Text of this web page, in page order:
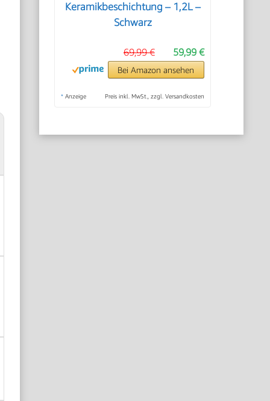
Keramikbeschichtung – 1,2L –
Schwarz
59,99 €
69,99 €
Bei Amazon ansehen
* Anzeige Preis inkl. MwSt., zzgl. Versandkosten